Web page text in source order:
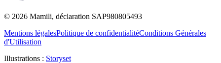
© 2026 Mamili, déclaration SAP980805493
Mentions légalesPolitique de confidentialitéConditions Générales
d'Utilisation
Illustrations : Storyset